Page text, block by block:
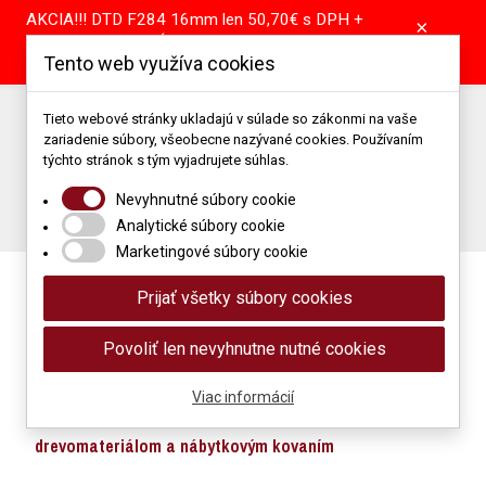
×
AKCIA!!! DTD F284 16mm len 50,70€ s DPH +
pílenie tabule GRÁTIS! DTD A907 16mm len
39,55€ s DPH + pílenie tabule GRÁTIS!
Predajňa: +421 904 867 344 | +421 37 64 25 101
Porez: +421 905 514 679
Podlahové štúdio: +421 907 866 118
Napíšte nám: obchod@mimidrevomaterial.sk
Porez materiálu
drevomateriálom a nábytkovým kovaním
Tento web využíva cookies
Tieto webové stránky ukladajú v súlade so zákonmi na vaše
zariadenie súbory, všeobecne nazývané cookies. Používaním
týchto stránok s tým vyjadrujete súhlas.
Nevyhnutné súbory cookie
Analytické súbory cookie
Marketingové súbory cookie
Prijať všetky súbory cookies
Povoliť len nevyhnutne nutné cookies
Viac informácií